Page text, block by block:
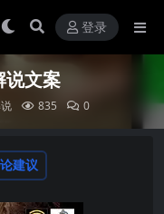
登录
说文案
835 0
建议